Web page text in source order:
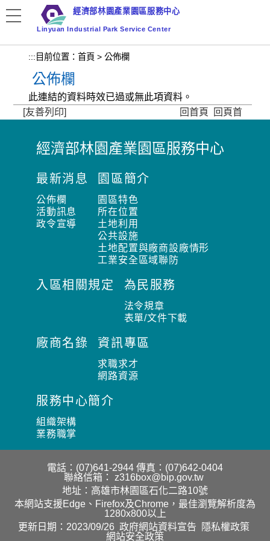
要
容
區
塊
經濟部林園產業園區服務中心
Linyuan Industrial Park Service Center
::: 目前位置： 首頁 > 公佈欄
公佈欄
此連結的資料時效已過或無此項資料。
[友善列印]
回首頁 回頁首
:
:
經濟部林園產業園區服務中心
最新消息
公佈欄
活動訊息
政令宣導
園區簡介
園區特色
所在位置
土地利用
公共設施
土地配置與廠商設廠情形
工業安全區域聯防
入區相關規定 為民服務
法令規章
表單/文件下載
廠商名錄 資訊專區
求職求才
網路資源
服務中心簡介
組織架構
業務職掌
電話：(07)641-2944 傳真：(07)642-0404
聯絡信箱：
z316box@bip.gov.tw
地址：高雄市林園區石化二路10號
本網站支援Edge、Firefox及Chrome，最佳瀏覽解析度為
1280x800以上
更新日期：2023/09/26 政府網站資料宣告
隱私權政策
網站安全政策